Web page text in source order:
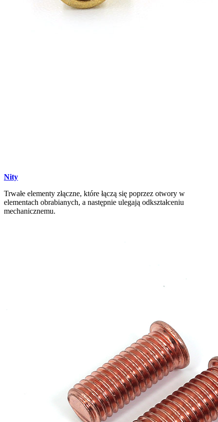
Nity
Trwałe elementy złączne, które łączą się poprzez otwory w
elementach obrabianych, a następnie ulegają odkształceniu
mechanicznemu.